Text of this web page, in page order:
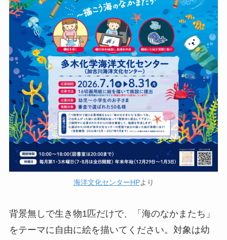
海洋文化センターHPより
背景無しで生き物1匹だけで、「海のなかまたち」
をテーマに自由に絵を描いてください。対象は幼